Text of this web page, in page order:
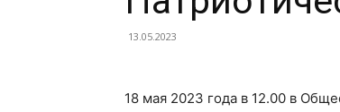
13.05.2023
18 мая 2023 года в 12.00 в